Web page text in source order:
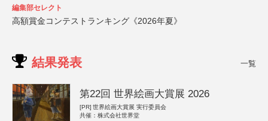
編集部セレクト
高額賞金コンテストランキング《2026年夏》
結果発表 一覧
第22回 世界絵画大賞展 2026
[PR] 世界絵画大賞展 実行委員会
共催：株式会社世界堂